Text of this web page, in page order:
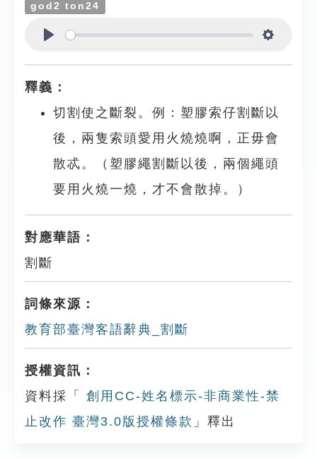
god2 ton24
釋義：
切割使之斷裂。例：塑膠索仔割斷以
後，兩隻索頭愛用火燒燒啊，正毋會
散忒。（塑膠繩割斷以後，兩個繩頭
要用火燒一燒，才不會散掉。）
對應華語：
割斷
詞條來源：
教育部臺灣客語辭典_割斷
授權資訊：
資料採「
創用CC-姓名標示-非商業性-禁
止改作 臺灣3.0版授權條款 」釋出